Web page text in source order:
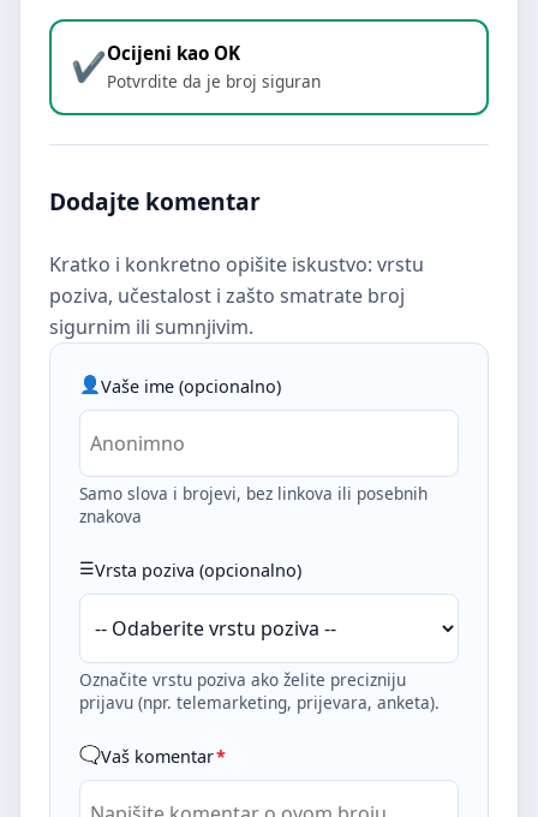
Ocijeni kao OK
Potvrdite da je broj siguran
Dodajte komentar
Kratko i konkretno opišite iskustvo: vrstu
poziva, učestalost i zašto smatrate broj
sigurnim ili sumnjivim.
Vaše ime (opcionalno)
Samo slova i brojevi, bez linkova ili posebnih
znakova
Vrsta poziva (opcionalno)
Označite vrstu poziva ako želite precizniju
prijavu (npr. telemarketing, prijevara, anketa).
Vaš komentar*